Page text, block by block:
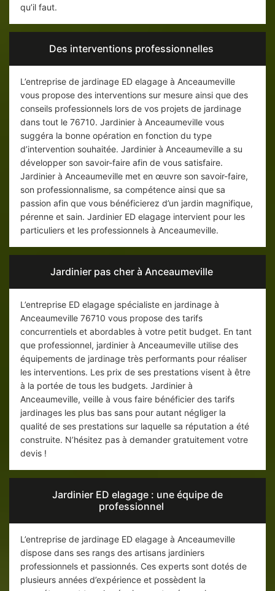
qu’il faut.
Des interventions professionnelles
L’entreprise de jardinage ED elagage à Anceaumeville
vous propose des interventions sur mesure ainsi que des
conseils professionnels lors de vos projets de jardinage
dans tout le 76710. Jardinier à Anceaumeville vous
suggéra la bonne opération en fonction du type
d’intervention souhaitée. Jardinier à Anceaumeville a su
développer son savoir-faire afin de vous satisfaire.
Jardinier à Anceaumeville met en œuvre son savoir-faire,
son professionnalisme, sa compétence ainsi que sa
passion afin que vous bénéficierez d’un jardin magnifique,
pérenne et sain. Jardinier ED elagage intervient pour les
particuliers et les professionnels à Anceaumeville.
Jardinier pas cher à Anceaumeville
L’entreprise ED elagage spécialiste en jardinage à
Anceaumeville 76710 vous propose des tarifs
concurrentiels et abordables à votre petit budget. En tant
que professionnel, jardinier à Anceaumeville utilise des
équipements de jardinage très performants pour réaliser
les interventions. Les prix de ses prestations visent à être
à la portée de tous les budgets. Jardinier à
Anceaumeville, veille à vous faire bénéficier des tarifs
jardinages les plus bas sans pour autant négliger la
qualité de ses prestations sur laquelle sa réputation a été
construite. N’hésitez pas à demander gratuitement votre
devis !
Jardinier ED elagage : une équipe de
professionnel
L’entreprise de jardinage ED elagage à Anceaumeville
dispose dans ses rangs des artisans jardiniers
professionnels et passionnés. Ces experts sont dotés de
plusieurs années d’expérience et possèdent la